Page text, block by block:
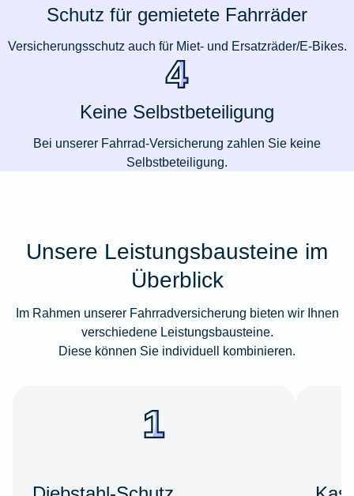
Schutz für gemietete Fahrräder
Versicherungsschutz auch für Miet- und Ersatzräder/E-Bikes.
Keine Selbstbeteiligung
Bei unserer Fahrrad-Versicherung zahlen Sie keine
Selbstbeteiligung.
Unsere Leistungsbausteine im
Überblick
Im Rahmen unserer Fahrradversicherung bieten wir Ihnen
verschiedene Leistungsbausteine.
Diese können Sie individuell kombinieren.